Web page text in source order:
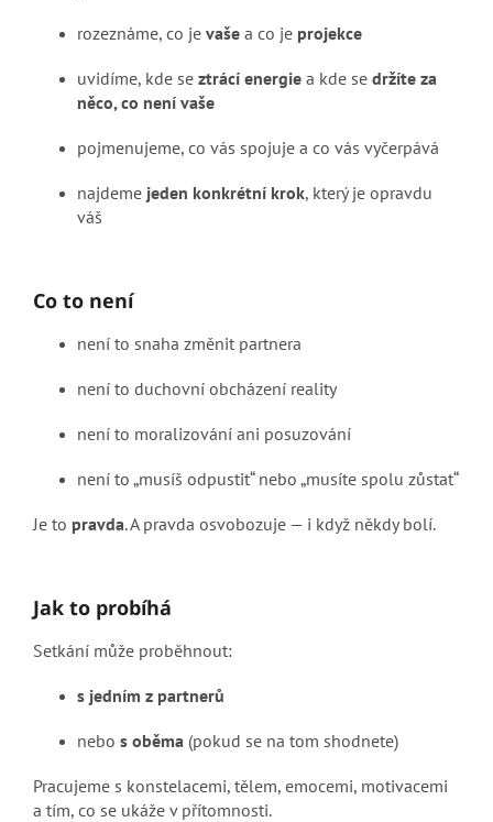
rozeznáme, co je vaše a co je projekce
uvidíme, kde se ztrácí energie a kde se držíte za
něco, co není vaše
pojmenujeme, co vás spojuje a co vás vyčerpává
najdeme jeden konkrétní krok, který je opravdu
váš
Co to není
není to snaha změnit partnera
není to duchovní obcházení reality
není to moralizování ani posuzování
není to „musíš odpustit“ nebo „musíte spolu zůstat“
Je to pravda. A pravda osvobozuje — i když někdy bolí.
Jak to probíhá
Setkání může proběhnout:
s jedním z partnerů
nebo s oběma (pokud se na tom shodnete)
Pracujeme s konstelacemi, tělem, emocemi, motivacemi
a tím, co se ukáže v přítomnosti.